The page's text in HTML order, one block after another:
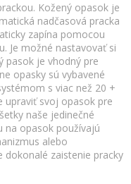
Kožený opasok je
nadčasová pracka
zapína pomocou
Je možné nastavovať si
pasok je vhodný pre
opasky sú vybavené
s viac než 20 +
upraviť svoj opasok pre
naše jedinečné
na opasok používajú
alebo
dokonalé zaistenie pracky